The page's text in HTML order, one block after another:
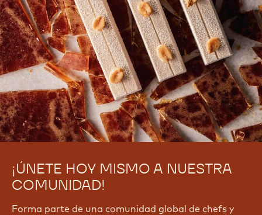
¡ÚNETE HOY MISMO A NUESTRA
COMUNIDAD!
Forma parte de una comunidad global de chefs y